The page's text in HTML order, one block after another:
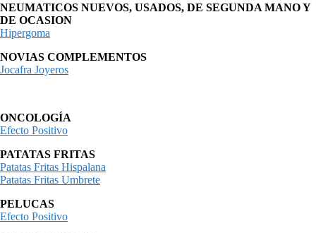
NEUMATICOS NUEVOS, USADOS, DE SEGUNDA MANO Y
DE OCASION
Hipergoma
NOVIAS COMPLEMENTOS
Jocafra Joyeros
ONCOLOGÍA
Efecto Positivo
PATATAS FRITAS
Patatas Fritas Hispalana
Patatas Fritas Umbrete
PELUCAS
Efecto Positivo